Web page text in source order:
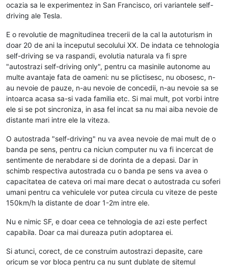
ocazia sa le experimentez in San Francisco, ori variantele self-
driving ale Tesla.
E o revolutie de magnitudinea trecerii de la cal la autoturism in
doar 20 de ani la inceputul secolului XX. De indata ce tehnologia
self-driving se va raspandi, evolutia naturala va fi spre
"autostrazi self-driving only", pentru ca masinile autonome au
multe avantaje fata de oameni: nu se plictisesc, nu obosesc, n-
au nevoie de pauze, n-au nevoie de concedii, n-au nevoie sa se
intoarca acasa sa-si vada familia etc. Si mai mult, pot vorbi intre
ele si se pot sincroniza, in asa fel incat sa nu mai aiba nevoie de
distante mari intre ele la viteza.
O autostrada "self-driving" nu va avea nevoie de mai mult de o
banda pe sens, pentru ca niciun computer nu va fi incercat de
sentimente de nerabdare si de dorinta de a depasi. Dar in
schimb respectiva autostrada cu o banda pe sens va avea o
capacitatea de cateva ori mai mare decat o autostrada cu soferi
umani pentru ca vehiculele vor putea circula cu viteze de peste
150km/h la distante de doar 1-2m intre ele.
Nu e nimic SF, e doar ceea ce tehnologia de azi este perfect
capabila. Doar ca mai dureaza putin adoptarea ei.
Si atunci, corect, de ce construim autostrazi depasite, care
oricum se vor bloca pentru ca nu sunt dublate de sitemul